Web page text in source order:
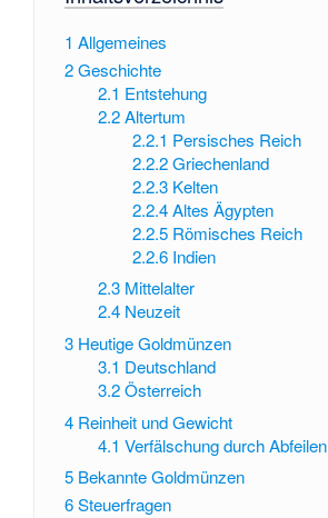
1 Allgemeines
2Geschichte
2.1 Entstehung
2.2 Altertum
2.2.1 Persisches Reich
2.2.2 Griechenland
2.2.3 Kelten
2.2.4 Altes Ägypten
2.2.5 Römisches Reich
2.2.6 Indien
2.3 Mittelalter
2.4 Neuzeit
3 Heutige Goldmünzen
3.1 Deutschland
3.2 Österreich
4 Reinheit und Gewicht
4.1 Verfälschung durch Abfeilen
5 Bekannte Goldmünzen
6Steuerfragen